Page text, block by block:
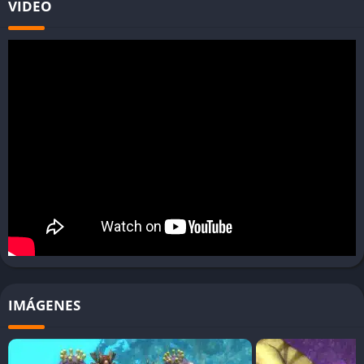
Criatura, donde exploras el mundo terrestre y formas
relaciones con otras especies. En la etapa Tribu, gestionas una
✔️ Pros
Amplia libertad para explorar y personalizar.
Banda sonora inmersiva.
Jugabilidad variada gracias a las cinco etapas.
VIDEO
IMÁGENES